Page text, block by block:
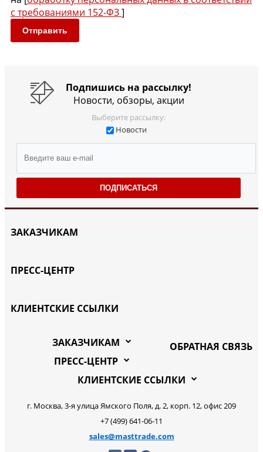
с требованиями 152-ФЗ]
Отправить
Подпишись на рассылку!
Новости, обзоры, акции
Выберите рассылку:
Новости
ПОДПИСАТЬСЯ
ЗАКАЗЧИКАМ
ПРЕСС-ЦЕНТР
КЛИЕНТСКИЕ ССЫЛКИ
ОБРАТНАЯ СВЯЗЬ
ЗАКАЗЧИКАМ
ПРЕСС-ЦЕНТР
КЛИЕНТСКИЕ ССЫЛКИ
г. Москва, 3-я улица Ямского Поля, д. 2, корп. 12, офис 209
+7 (499) 641-06-11
sales@masttrade.com